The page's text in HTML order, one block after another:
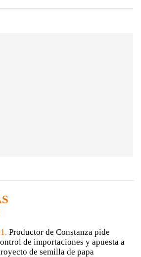
Productor de Constanza pide
de importaciones y apuesta a
de semilla de papa